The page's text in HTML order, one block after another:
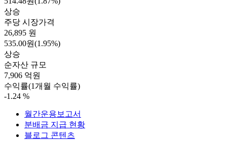
상승
주당 시장가격
26,895 원
535.00원(1.95%)
상승
순자산 규모
7,906 억원
수익률(1개월 수익률)
-1.24 %
월간운용보고서
분배금 지급 현황
블로그 콘텐츠